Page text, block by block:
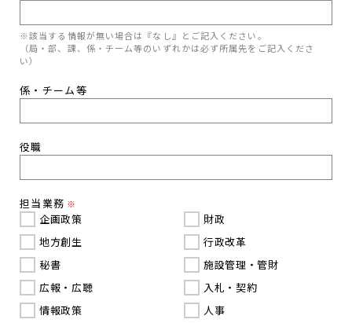
※該当する情報が無い場合は『なし』とご記入ください。
（局・部、課、係・チーム等のいずれかは必ず所属先をご記入くださ
い）
係・チーム等
役職
担当業務 ※
企画政策
地方創生
秘書
広報・広聴
情報政策
財政
行政改革
施設管理・管財
入札・契約
人事